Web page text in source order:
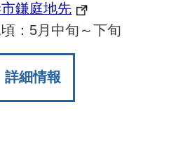
鎌庭地先
：5月中旬～下旬
詳細情報